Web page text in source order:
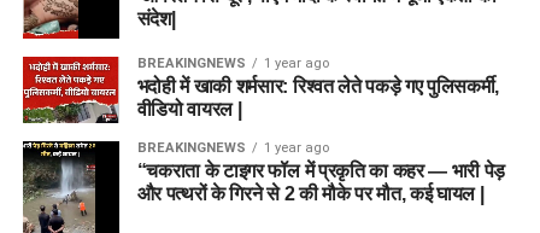
संदेश|
BREAKINGNEWS 1 year ago
भदोही में खाकी शर्मसार: रिश्वत लेते पकड़े गए पुलिसकर्मी,
वीडियो वायरल |
BREAKINGNEWS 1 year ago
“चकराता के टाइगर फॉल में प्रकृति का कहर — भारी पेड़
और पत्थरों के गिरने से 2 की मौके पर मौत, कई घायल |